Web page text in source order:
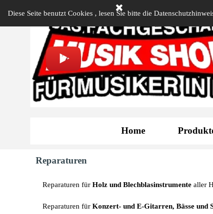
Diese Seite benutzt Cookies , lesen Sie bitte die
Öffnungszeiten Ladengeschäft
MO - FR14:30 - 19:00 Uhr
DI + DO09:30 - 12:30 Uhr
SA09:30 - 13:00 Uhr
Tel: 08141 - 24 50 868
Mobil: 0179 - 107 5857
Home
Reparaturen
Reparaturen fürHolz und Blechblasinstrumente aller
Reparaturen fürKonzert- und E-Gitarren, Bässe und